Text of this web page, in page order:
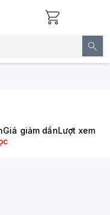
Giá giảm dầnLượt xem